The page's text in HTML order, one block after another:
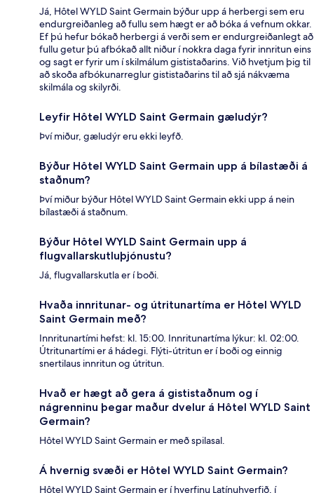
Já, Hôtel WYLD Saint Germain býður upp á herbergi sem eru
endurgreiðanleg að fullu sem hægt er að bóka á vefnum okkar.
Ef þú hefur bókað herbergi á verði sem er endurgreiðanlegt að
fullu getur þú afbókað allt niður í nokkra daga fyrir innritun eins
og sagt er fyrir um í skilmálum gististaðarins. Við hvetjum þig til
að skoða afbókunarreglur gististaðarins til að sjá nákvæma
skilmála og skilyrði.
Leyfir Hôtel WYLD Saint Germain gæludýr?
Því miður, gæludýr eru ekki leyfð.
Býður Hôtel WYLD Saint Germain upp á bílastæði á
staðnum?
Því miður býður Hôtel WYLD Saint Germain ekki upp á nein
bílastæði á staðnum.
Býður Hôtel WYLD Saint Germain upp á
flugvallarskutluþjónustu?
Já, flugvallarskutla er í boði.
Hvaða innritunar- og útritunartíma er Hôtel WYLD
Saint Germain með?
Innritunartími hefst: kl. 15:00. Innritunartíma lýkur: kl. 02:00.
Útritunartími er á hádegi. Flýti-útritun er í boði og einnig
snertilaus innritun og útritun.
Hvað er hægt að gera á gististaðnum og í
nágrenninu þegar maður dvelur á Hôtel WYLD Saint
Germain?
Hôtel WYLD Saint Germain er með spilasal.
Á hvernig svæði er Hôtel WYLD Saint Germain?
Hôtel WYLD Saint Germain er í hverfinu Latínuhverfið, í